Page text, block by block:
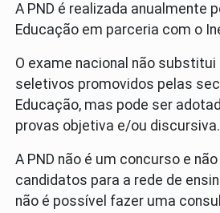
A PND é realizada anualmente
Educação em parceria com o
O exame nacional não
seletivos promovidos pelas
Educação, mas pode ser
provas objetiva e/ou discursiva.
A PND não é um concurso e
candidatos para a rede de
não é possível fazer uma